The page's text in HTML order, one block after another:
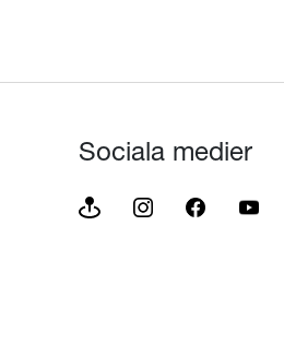
Sociala medier